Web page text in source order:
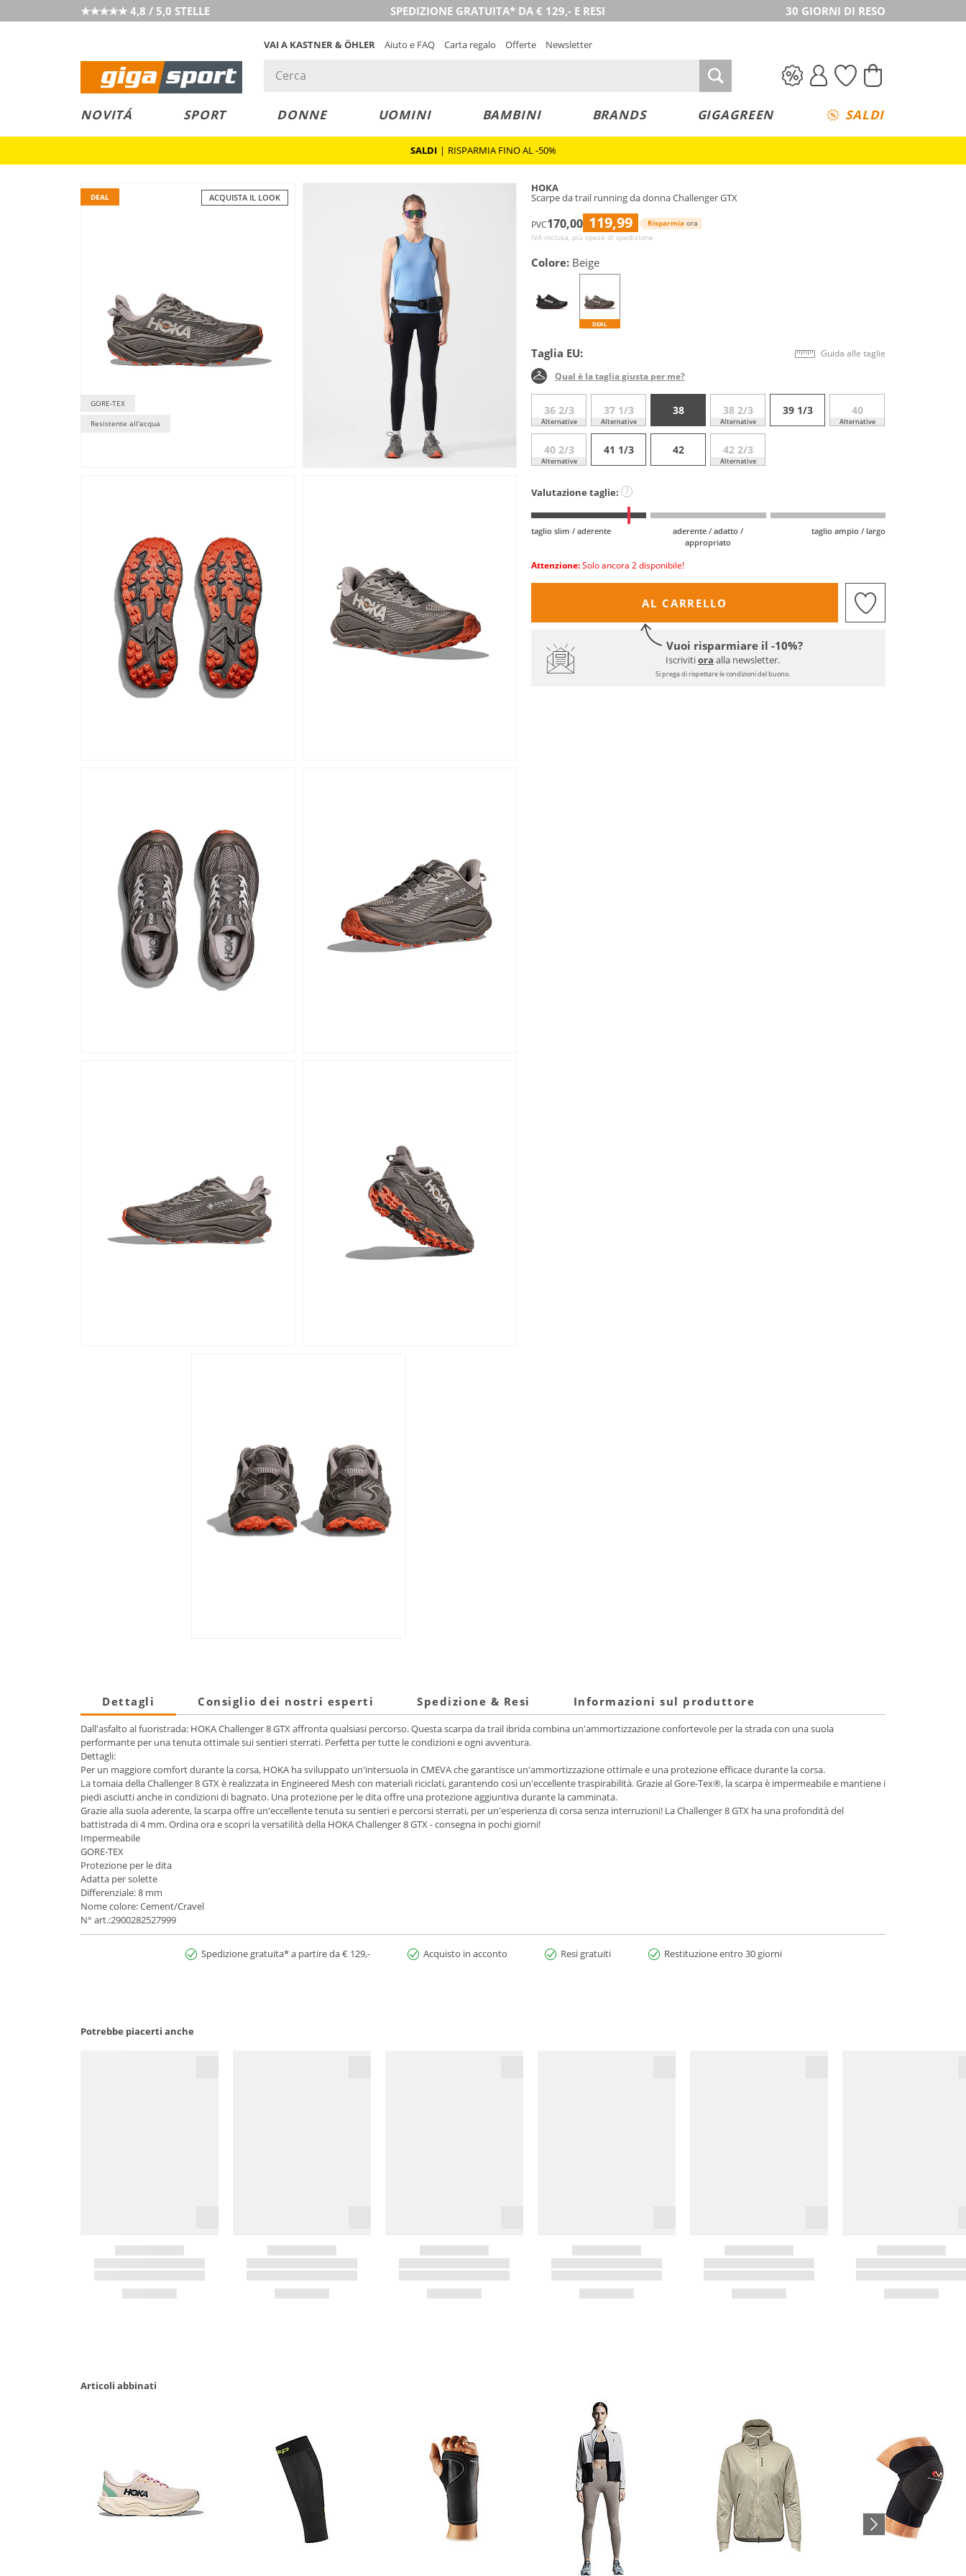
★★★★★ 4,8 / 5,0 STELLE SPEDIZIONE GRATUITA* DA € 129,- E RESI 30 GIORNI DI RESO
VAI A KASTNER & ÖHLER Aiuto e FAQ Carta regalo Offerte Newsletter
NOVITÁ SPORT DONNE UOMINI BAMBINI BRANDS GIGAGREEN SALDI
SALDI | RISPARMIA FINO AL -50%
ACQUISTA IL LOOK
DEAL
GORE-TEX
Resistente all'acqua
HOKA
Scarpe da trail running da donna Challenger GTX
PVC170,00 119,99 Risparmia ora
IVA inclusa, più spese di spedizione
Colore: Beige
DEAL
Taglia EU: Guida alle taglie
Qual è la taglia giusta per me?
36 2/3
Alternative
37 1/3
Alternative
38 38 2/3
Alternative
39 1/3 40
Alternative
40 2/3
Alternative
41 1/3 42 42 2/3
Alternative
Valutazione taglie: ?
taglio slim / aderente
aderente / adatto /
appropriato
taglio ampio / largo
Attenzione: Solo ancora 2 disponibile!
AL CARRELLO
Vuoi risparmiare il -10%?
Iscrivitiora alla newsletter.
Si prega di rispettare le condizioni del buono.
Dettagli Consiglio dei nostri esperti Spedizione & Resi Informazioni sul produttore
Dall'asfalto al fuoristrada: HOKA Challenger 8 GTX affronta qualsiasi percorso. Questa scarpa da trail ibrida combina un'ammortizzazione confortevole per la strada con una suola
performante per una tenuta ottimale sui sentieri sterrati. Perfetta per tutte le condizioni e ogni avventura.
Dettagli:
Per un maggiore comfort durante la corsa, HOKA ha sviluppato un'intersuola in CMEVA che garantisce un'ammortizzazione ottimale e una protezione efficace durante la corsa.
La tomaia della Challenger 8 GTX è realizzata in Engineered Mesh con materiali riciclati, garantendo così un'eccellente traspirabilità. Grazie al Gore-Tex®, la scarpa è impermeabile e mantiene i
piedi asciutti anche in condizioni di bagnato. Una protezione per le dita offre una protezione aggiuntiva durante la camminata.
Grazie alla suola aderente, la scarpa offre un'eccellente tenuta su sentieri e percorsi sterrati, per un'esperienza di corsa senza interruzioni! La Challenger 8 GTX ha una profondità del
battistrada di 4 mm. Ordina ora e scopri la versatilità della HOKA Challenger 8 GTX - consegna in pochi giorni!
Impermeabile
GORE-TEX
Protezione per le dita
Adatta per solette
Differenziale: 8 mm
Nome colore: Cement/Cravel
N° art.:2900282527999
Spedizione gratuita* a partire da € 129,- Acquisto in acconto Resi gratuiti Restituzione entro 30 giorni
Potrebbe piacerti anche
Articoli abbinati